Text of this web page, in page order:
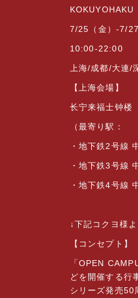
KOKUYOHAKU
7/25（金）-7/27
10:00-22:00
上海/成都/大連/
【上海会場】
长宁来福士钟楼
（最寄り駅：
・地下鉄2号線
・地下鉄3号線
・地下鉄4号線
↓下記コクヨ様
【コンセプト】
「OPEN
どを開催する行
シリーズ発売50